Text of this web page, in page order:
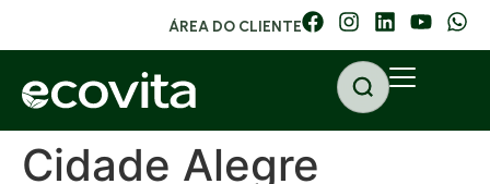
ÁREA DO CLIENTE
Cidade Alegre